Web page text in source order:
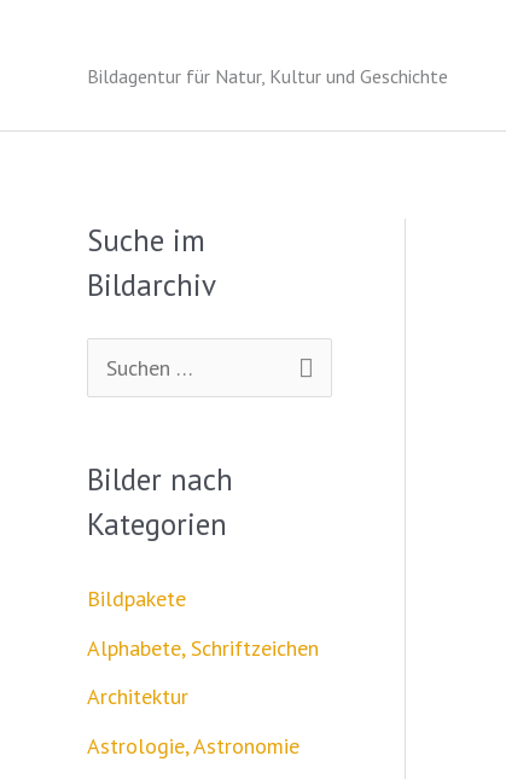
Bildagentur für Natur, Kultur und Geschichte
Suche im
Bildarchiv
n
n
Bilder nach
Kategorien
Bildpakete
Alphabete, Schriftzeichen
Architektur
Astrologie, Astronomie